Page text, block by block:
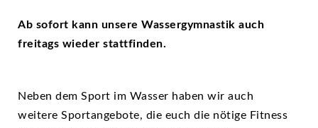
Ab sofort kann unsere Wassergymnastik auch
freitags wieder stattfinden.
Neben dem Sport im Wasser haben wir auch
weitere Sportangebote, die euch die nötige Fitness